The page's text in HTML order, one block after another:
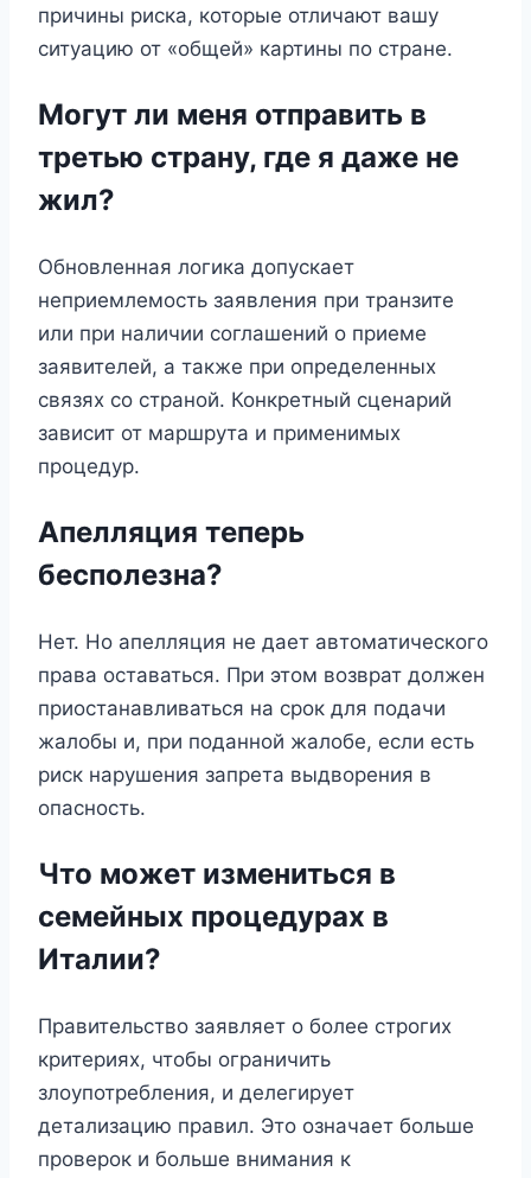
причины риска, которые отличают вашу
ситуацию от «общей» картины по стране.
Могут ли меня отправить в
третью страну, где я даже не
жил?
Обновленная логика допускает
неприемлемость заявления при транзите
или при наличии соглашений о приеме
заявителей, а также при определенных
связях со страной. Конкретный сценарий
зависит от маршрута и применимых
процедур.
Апелляция теперь
бесполезна?
Нет. Но апелляция не дает автоматического
права оставаться. При этом возврат должен
приостанавливаться на срок для подачи
жалобы и, при поданной жалобе, если есть
риск нарушения запрета выдворения в
опасность.
Что может измениться в
семейных процедурах в
Италии?
Правительство заявляет о более строгих
критериях, чтобы ограничить
злоупотребления, и делегирует
детализацию правил. Это означает больше
проверок и больше внимания к